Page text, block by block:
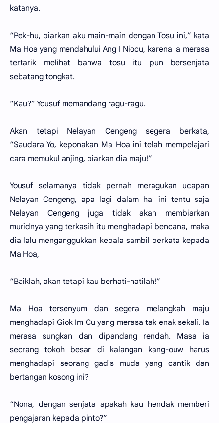
katanya.
“Pek-hu, biarkan aku main-main dengan Tosu ini,” kata
Ma Hoa yang mendahului Ang I Niocu, karena ia merasa
tertarik melihat bahwa tosu itu pun bersenjata
sebatang tongkat.
“Kau?” Yousuf memandang ragu-ragu.
Akan tetapi Nelayan Cengeng segera berkata,
“Saudara Yo, keponakan Ma Hoa ini telah mempelajari
cara memukul anjing, biarkan dia maju!”
Yousuf selamanya tidak pernah meragukan ucapan
Nelayan Cengeng, apa lagi dalam hal ini tentu saja
Nelayan Cengeng juga tidak akan membiarkan
muridnya yang terkasih itu menghadapi bencana, maka
dia lalu menganggukkan kepala sambil berkata kepada
Ma Hoa,
“Baiklah, akan tetapi kau berhati-hatilah!”
Ma Hoa tersenyum dan segera melangkah maju
menghadapi Giok Im Cu yang merasa tak enak sekali. Ia
merasa sungkan dan dipandang rendah. Masa ia
seorang tokoh besar di kalangan kang-ouw harus
menghadapi seorang gadis muda yang cantik dan
bertangan kosong ini?
“Nona, dengan senjata apakah kau hendak memberi
pengajaran kepada pinto?”